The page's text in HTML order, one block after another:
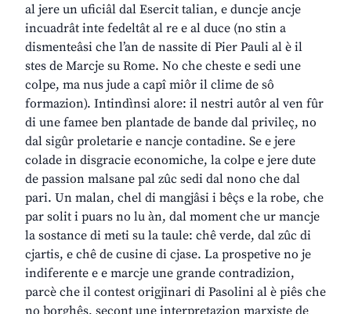
al jere un uficiâl dal Esercit talian, e duncje ancje
incuadrât inte fedeltât al re e al duce (no stin a
dismenteâsi che l’an de nassite di Pier Pauli al è il
stes de Marcje su Rome. No che cheste e sedi une
colpe, ma nus jude a capî miôr il clime de sô
formazion). Intindìnsi alore: il nestri autôr al ven fûr
di une famee ben plantade de bande dal privileç, no
dal sigûr proletarie e nancje contadine. Se e jere
colade in disgracie economiche, la colpe e jere dute
de passion malsane pal zûc sedi dal nono che dal
pari. Un malan, chel di mangjâsi i bêçs e la robe, che
par solit i puars no lu àn, dal moment che ur mancje
la sostance di meti su la taule: chê verde, dal zûc di
cjartis, e chê de cusine di cjase. La prospetive no je
indiferente e e marcje une grande contradizion,
parcè che il contest origjinari di Pasolini al è piês che